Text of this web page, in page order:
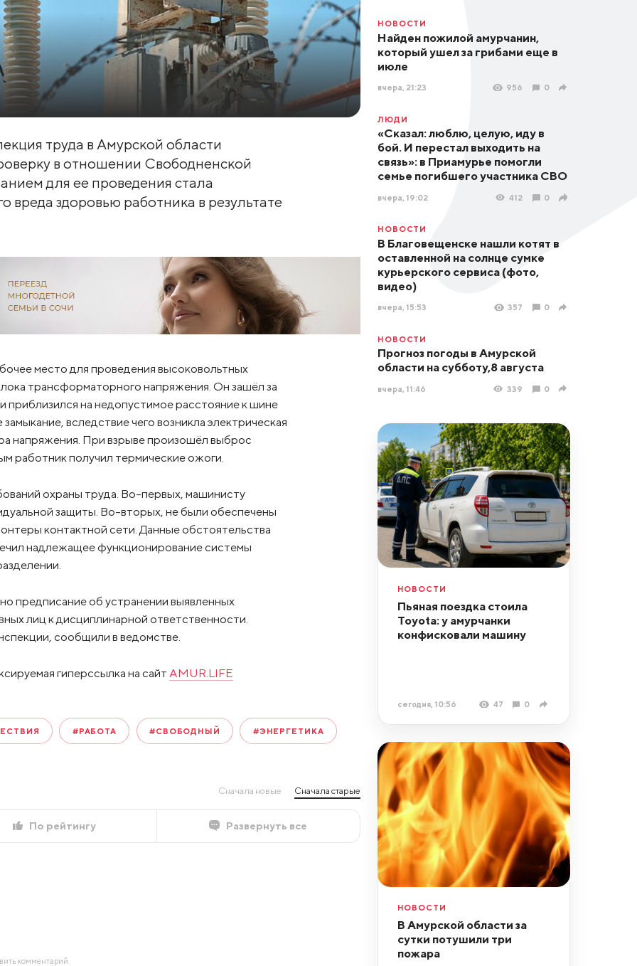
труда в Амурской области
в отношении Свободненской
для ее проведения стала
здоровью работника в результате
место для проведения высоковольтных
трансформаторного напряжения. Он зашёл за
на недопустимое расстояние к шине
вследствие чего возникла электрическая
напряжения. При взрыве произошёл выброс
работник получил термические ожоги.
охраны труда. Во-первых, машинисту
защиты. Во-вторых, не были обеспечены
контактной сети. Данные обстоятельства
надлежащее функционирование системы
предписание об устранении выявленных
лиц к дисциплинарной ответственности.
сообщили в ведомстве.
гиперссылка на сайт AMUR.LIFE
#РАБОТА #СВОБОДНЫЙ #ЭНЕРГЕТИКА
Сначала новые Сначала старые
По рейтингу Развернуть все
комментарий.
НОВОСТИ
Найден пожилой амурчанин,
который ушел за грибами еще в
июле
вчера, 21:23 956 0
ЛЮДИ
«Сказал: люблю, целую, иду в
бой. И перестал выходить на
связь»: в Приамурье помогли
семье погибшего участника СВО
вчера, 19:02 412 0
НОВОСТИ
В Благовещенске нашли котят в
оставленной на солнце сумке
курьерского сервиса (фото,
видео)
вчера, 15:53 357 0
НОВОСТИ
Прогноз погоды в Амурской
области на субботу,8 августа
вчера, 11:46 339 0
НОВОСТИ
Пьяная поездка стоила
Toyota: у амурчанки
конфисковали машину
сегодня, 10:56 47 0
НОВОСТИ
В Амурской области за
сутки потушили три
пожара